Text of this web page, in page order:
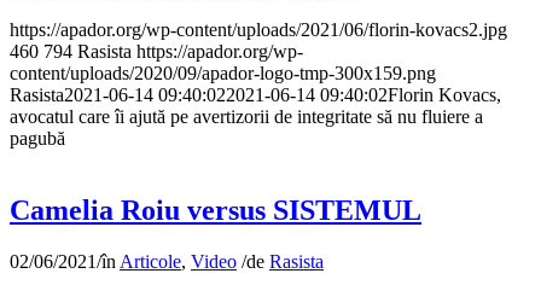
https://apador.org/wp-content/uploads/2021/06/florin-kovacs2.jpg
460 794 Rasista https://apador.org/wp-
content/uploads/2020/09/apador-logo-tmp-300x159.png
Rasista2021-06-14 09:40:022021-06-14 09:40:02Florin Kovacs,
avocatul care îi ajută pe avertizorii de integritate să nu fluiere a
pagubă
Camelia Roiu versus SISTEMUL
02/06/2021/în Articole, Video /de Rasista